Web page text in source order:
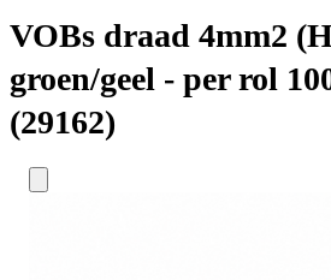
VOBs draad 4mm2
groen/geel - per rol
(29162)